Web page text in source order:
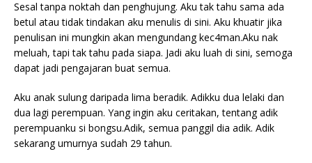
Sesal tanpa noktah dan penghujung. Aku tak tahu sama ada
betul atau tidak tindakan aku menulis di sini. Aku khuatir jika
penulisan ini mungkin akan mengundang kec4man.Aku nak
meluah, tapi tak tahu pada siapa. Jadi aku luah di sini, semoga
dapat jadi pengajaran buat semua.
Aku anak sulung daripada lima beradik. Adikku dua lelaki dan
dua lagi perempuan. Yang ingin aku ceritakan, tentang adik
perempuanku si bongsu.Adik, semua panggil dia adik. Adik
sekarang umurnya sudah 29 tahun.